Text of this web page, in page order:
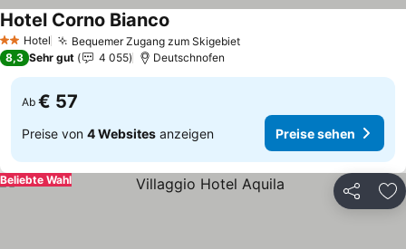
2 Sterne
Hotel Bequemer Zugang zum Skigebiet
Hotel Corno Bianco
8,3 Sehr gut 4 055 Deutschnofen
Ab € 57
Preise von 4 Websites anzeigen Preise sehen
Teilen
Beliebte Wahl